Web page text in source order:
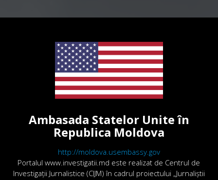
Ambasada Statelor Unite în
Republica Moldova
http://moldova.usembassy.gov
Portalul www.investigatii.md este realizat de Centrul de
Investigații Jurnalistice (CIJM) în cadrul proiectului „Jurnaliștii